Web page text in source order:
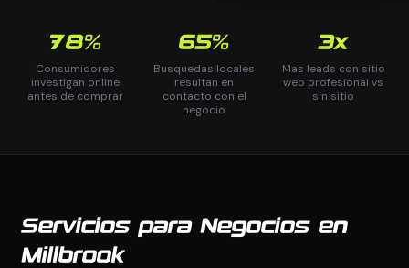
78%
Consumidores
investigan online
antes de comprar
65%
Busquedas locales
resultan en
contacto con el
negocio
3x
Mas leads con sitio
web profesional vs
sin sitio
Servicios para Negocios en
Millbrook